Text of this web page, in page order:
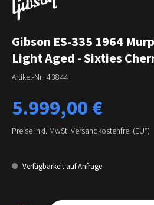
Gibson ES-335 1964
Light Aged - Sixties
Artikel-Nr.: 43844
Regulärer Preis:
5.999,00 €
Preise inkl. MwSt. Versandkostenfrei (EU*)
Verfügbarkeit auf Anfrage